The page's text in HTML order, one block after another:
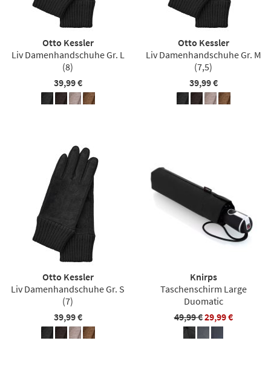
Otto Kessler
Liv Damenhandschuhe Gr. L
(8)
39,99 €
Otto Kessler
Liv Damenhandschuhe Gr. M
(7,5)
39,99 €
Otto Kessler
Liv Damenhandschuhe Gr. S
(7)
39,99 €
Knirps
Taschenschirm Large
Duomatic
49,99 €29,99 €